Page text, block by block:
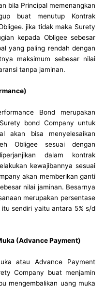
bila Principal memenangkan
buat menutup Kontrak
jika tidak maka Surety
kepada Obligee sebesar
yang paling rendah dengan
maksimum sebesar nilai
tanpa jaminan.
Bond merupakan
bond Company untuk
akan bisa menyelesaikan
Obligee sesuai dengan
dalam kontrak
kewajibannya sesuai
akan memberikan ganti
nilai jaminan. Besarnya
merupakan persentase
sendiri yaitu antara 5% s/d
(Advance Payment)
atau Advance Payment
Company buat menjamin
mengembalikan uang muka